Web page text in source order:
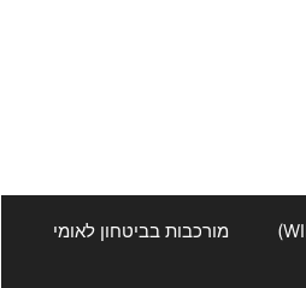
מורכבות בביטחון לאומי